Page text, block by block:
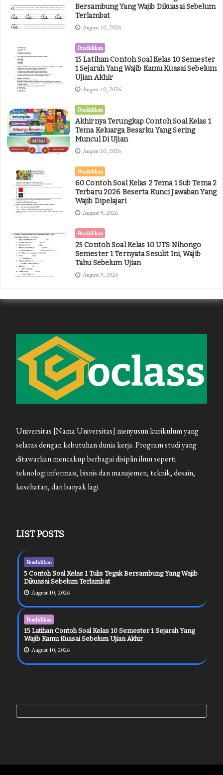
Bersambung Yang Wajib Dikuasai Sebelum
Terlambat
August 10, 2026
Pendidikan
15 Latihan Contoh Soal Kelas 10 Semester
1 Sejarah Yang Wajib Kamu Kuasai Sebelum
Ujian Akhir
August 10, 2026
Pendidikan
Akhirnya Terungkap Contoh Soal Kelas 1
Tema Keluarga Besarku Yang Sering
Muncul Di Ujian
August 10, 2026
Pendidikan
60 Contoh Soal Kelas 2 Tema 1 Sub Tema 2
Terbaru 2026 Beserta Kunci Jawaban Yang
Wajib Dipelajari
August 9, 2026
Pendidikan
25 Contoh Soal Kelas 10 UTS Nihongo
Semester 1 Ternyata Sesulit Ini, Wajib
Tahu Sebelum Ujian
August 9, 2026
Universitas [Nama Universitas] menyusun kurikulum yang
selaras dengan kebutuhan dunia kerja. Program studi yang
ditawarkan mencakup berbagai disiplin ilmu seperti
teknologi informasi, bisnis dan manajemen, teknik, desain,
kesehatan, dan banyak lagi
LIST POSTS
Pendidikan
5 Contoh Soal Kelas 1 Tulis Tegak Bersambung Yang Wajib
Dikuasai Sebelum Terlambat
August 10, 2026
Pendidikan
15 Latihan Contoh Soal Kelas 10 Semester 1 Sejarah Yang
Wajib Kamu Kuasai Sebelum Ujian Akhir
August 10, 2026